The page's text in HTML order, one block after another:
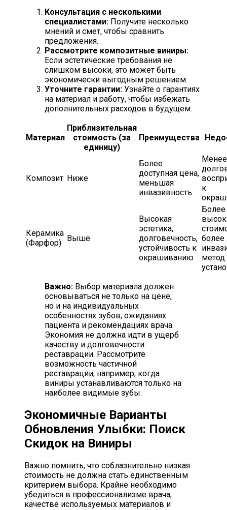
Консультация с несколькими
специалистами: Получите несколько
мнений и смет, чтобы сравнить
предложения.
Рассмотрите композитные виниры:
Если эстетические требования не
слишком высоки, это может быть
экономически выгодным решением.
Уточните гарантии: Узнайте о гарантиях
на материал и работу, чтобы избежать
дополнительных расходов в будущем.
Материал
Приблизительная
стоимость (за
единицу)
Преимущества
Композит Ниже
Более
доступная цена,
меньшая
инвазивность
Менее
к
Керамика
(Фарфор)
Выше
Высокая
эстетика,
долговечность,
устойчивость к
окрашиванию
Более
более
метод
Важно: Выбор материала должен
основываться не только на цене,
но и на индивидуальных
особенностях зубов, ожиданиях
пациента и рекомендациях врача.
Экономия не должна идти в ущерб
качеству и долговечности
реставрации. Рассмотрите
возможность частичной
реставрации, например, когда
виниры устанавливаются только на
наиболее видимые зубы.
Экономичные Варианты
Обновления Улыбки: Поиск
Скидок на Виниры
Важно помнить, что соблазнительно низкая
стоимость не должна стать единственным
критерием выбора. Крайне необходимо
убедиться в профессионализме врача,
качестве используемых материалов и